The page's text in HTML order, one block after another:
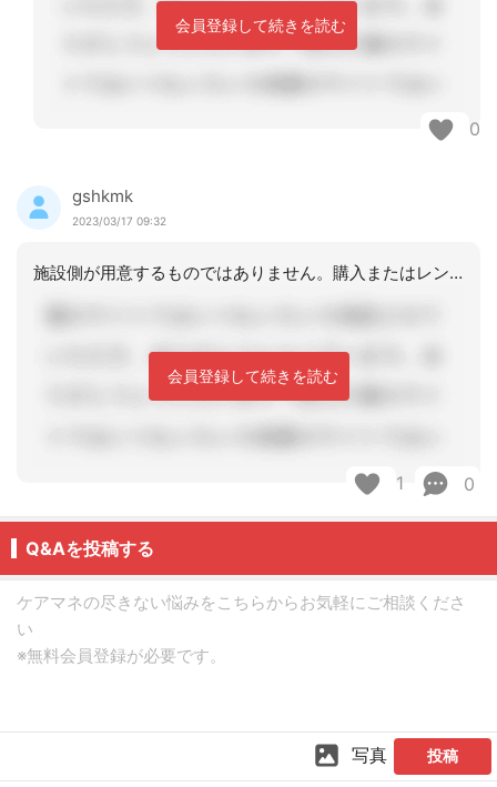
会員登録して続きを読む
0
gshkmk
2023/03/17 09:32
施設側が用意するものではありません。購入またはレンタルを勧めても良いです。
会員登録して続きを読む
1 0
Q&Aを投稿する
写真 投稿